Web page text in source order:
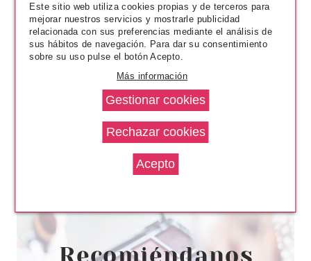
ESSENCE
ROSE
-23%
desde
2.90€
Este sitio web utiliza cookies propias y de terceros para
mejorar nuestros servicios y mostrarle publicidad
relacionada con sus preferencias mediante el análisis de
sus hábitos de navegación. Para dar su consentimiento
sobre su uso pulse el botón Acepto.
Más información